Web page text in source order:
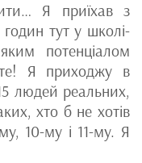
Я приїхав з
тут у школі-
потенціалом
Я приходжу в
людей реальних,
хто б не хотів
10-му і 11-му. Я